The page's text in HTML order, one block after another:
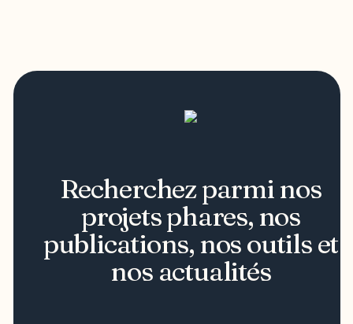
Recherchez parmi nos
projets phares, nos
publications, nos outils et
nos actualités